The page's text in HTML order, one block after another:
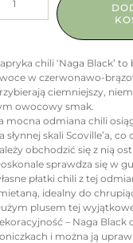
chili ‘Naga Black’
w czerwonawo-
ciemniejszy,
owocowy smak.
mocna odmiana chili
słynnej skali Scoville’a,
obchodzić się z nią
sprawdza się w
płatki chili z tej
idealny do
plusem tej
– Naga Black
i można ją